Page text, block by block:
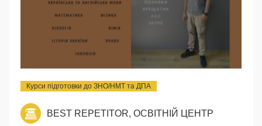
Курси підготовки до ЗНО/НМТ та ДПА
BEST REPETITOR, ОСВІТНІЙ ЦЕНТР